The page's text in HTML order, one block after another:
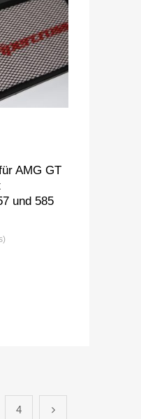
AMG GT
und 585
4